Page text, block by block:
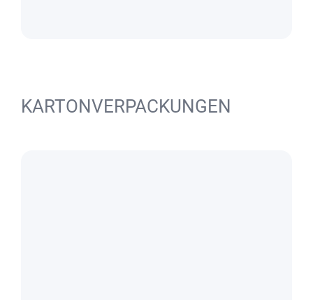
KARTONVERPACKUNGEN